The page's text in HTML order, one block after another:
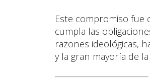
Este compromiso fue
cumpla las
razones ideológicas,
y la gran mayoría de